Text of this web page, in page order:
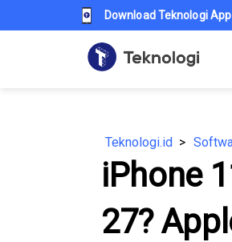
Download Teknologi App
Teknologi.id
iPhone
27?